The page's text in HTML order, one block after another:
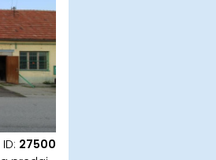
ID: 27500